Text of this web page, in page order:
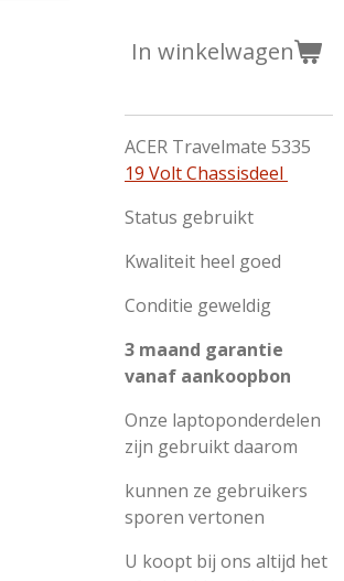
In winkelwagen
ACER Travelmate 5335
19 Volt Chassisdeel
Status gebruikt
Kwaliteit heel goed
Conditie geweldig
3 maand garantie
vanaf aankoopbon
Onze laptoponderdelen
zijn gebruikt daarom
kunnen ze gebruikers
sporen vertonen
U koopt bij ons altijd het